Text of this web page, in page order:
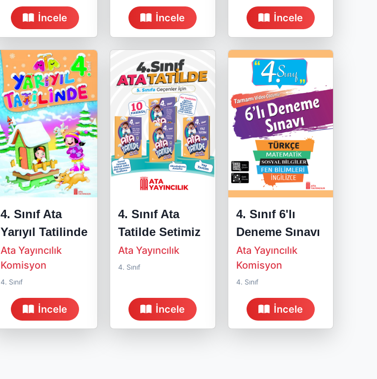
İncele İncele İncele
4. Sınıf Ata
Yarıyıl Tatilinde
Ata Yayıncılık
Komisyon
4. Sınıf
İncele
4. Sınıf Ata
Tatilde Setimiz
Ata Yayıncılık
4. Sınıf
İncele
4. Sınıf 6'lı
Deneme Sınavı
Ata Yayıncılık
Komisyon
4. Sınıf
İncele